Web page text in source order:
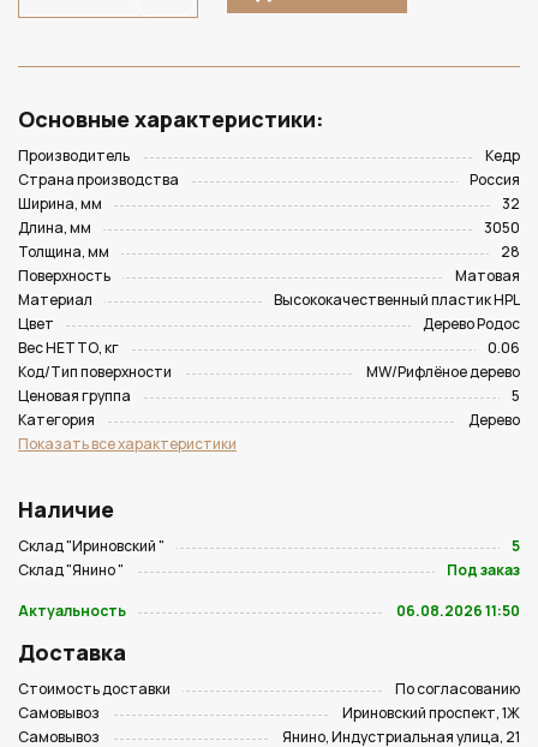
Основные характеристики:
Производитель
Кедр
Страна производства
Россия
Ширина, мм
32
Длина, мм
3050
Толщина, мм
28
Поверхность
Матовая
Материал
Высококачественный пластик HPL
Цвет
Дерево Родос
Вес НЕТТО, кг
0.06
Код/Тип поверхности
MW/Рифлёное дерево
Ценовая группа
5
Категория
Дерево
Показать все характеристики
Наличие
Склад "Ириновский "
5
Склад "Янино "
Под заказ
Актуальность
06.08.2026 11:50
Доставка
Стоимость доставки
По согласованию
Самовывоз
Ириновский проспект, 1Ж
Самовывоз
Янино, Индустриальная улица, 21